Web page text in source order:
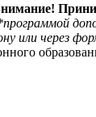
или через